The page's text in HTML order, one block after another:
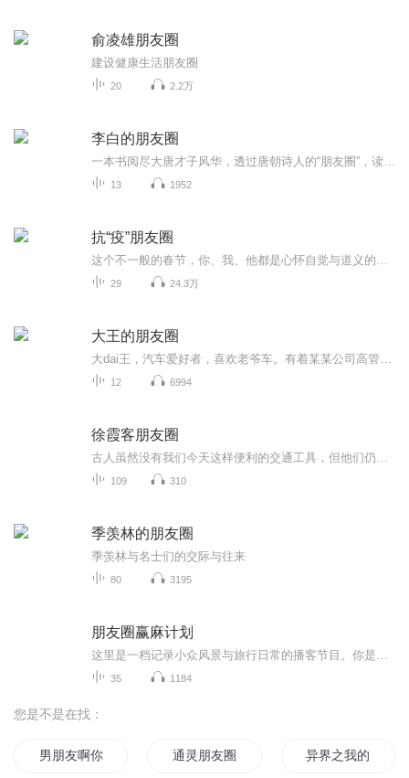
俞凌雄朋友圈
建设健康生活朋友圈
20 2.2万
李白的朋友圈
13 1952
抗“疫”朋友圈
29 24.3万
大王的朋友圈
12 6994
徐霞客朋友圈
109 310
季羡林的朋友圈
季羡林与名士们的交际与往来
80 3195
朋友圈赢麻计划
35 1184
您是不是在找：
男朋友啊你在哪里 通灵朋友圈 异界之我的朋友